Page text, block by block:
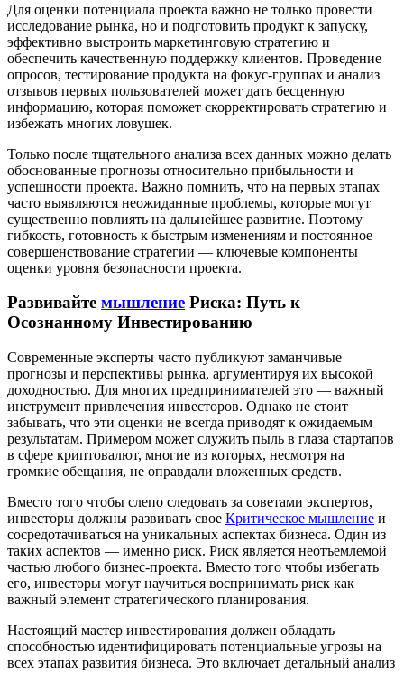
Для оценки потенциала проекта важно не только провести
исследование рынка, но и подготовить продукт к запуску,
эффективно выстроить маркетинговую стратегию и
обеспечить качественную поддержку клиентов. Проведение
опросов, тестирование продукта на фокус-группах и анализ
отзывов первых пользователей может дать бесценную
информацию, которая поможет скорректировать стратегию и
избежать многих ловушек.
Только после тщательного анализа всех данных можно делать
обоснованные прогнозы относительно прибыльности и
успешности проекта. Важно помнить, что на первых этапах
часто выявляются неожиданные проблемы, которые могут
существенно повлиять на дальнейшее развитие. Поэтому
гибкость, готовность к быстрым изменениям и постоянное
совершенствование стратегии — ключевые компоненты
оценки уровня безопасности проекта.
Развивайте мышление Риска: Путь к
Осознанному Инвестированию
Современные эксперты часто публикуют заманчивые
прогнозы и перспективы рынка, аргументируя их высокой
доходностью. Для многих предпринимателей это — важный
инструмент привлечения инвесторов. Однако не стоит
забывать, что эти оценки не всегда приводят к ожидаемым
результатам. Примером может служить пыль в глаза стартапов
в сфере криптовалют, многие из которых, несмотря на
громкие обещания, не оправдали вложенных средств.
Вместо того чтобы слепо следовать за советами экспертов,
инвесторы должны развивать свое Критическое мышление и
сосредотачиваться на уникальных аспектах бизнеса. Один из
таких аспектов — именно риск. Риск является неотъемлемой
частью любого бизнес-проекта. Вместо того чтобы избегать
его, инвесторы могут научиться воспринимать риск как
важный элемент стратегического планирования.
Настоящий мастер инвестирования должен обладать
способностью идентифицировать потенциальные угрозы на
всех этапах развития бизнеса. Это включает детальный анализ